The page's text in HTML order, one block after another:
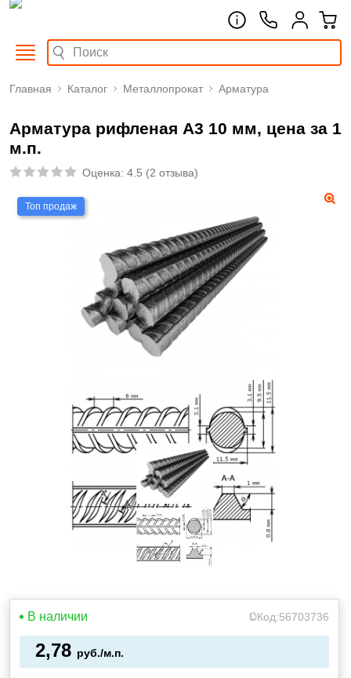
Главная Каталог Металлопрокат Арматура
Арматура рифленая А3 10 мм, цена за 1
м.п.
Оценка: 4.5 (2 отзыва)
Топ продаж
В наличии Код:56703736
2,78 руб./м.п.